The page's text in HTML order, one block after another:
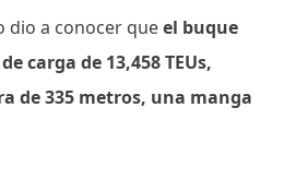
dio a conocer queel buque
carga de 13,458 TEUs,
de 335 metros, una manga